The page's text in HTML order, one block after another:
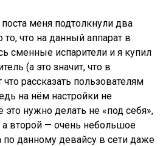
меня подтолкнули два
что на данный аппарат в
сменные испарители и я купил
(а это значит, что в
рассказать пользователям
на нём настройки не
это нужно делать не «под себя»,
второй — очень небольшое
по данному девайсу в сети даже